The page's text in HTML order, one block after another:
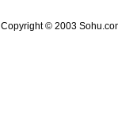
Copyright © 2003